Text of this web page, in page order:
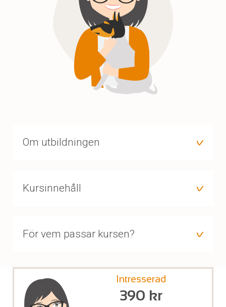
Om utbildningen
Kursinnehåll
För vem passar kursen?
Intresserad
390 kr